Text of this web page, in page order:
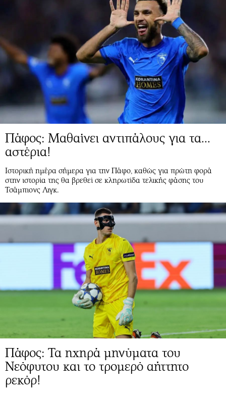
Πάφος: Μαθαίνει αντιπάλους για τα...
αστέρια!
Ιστορική ημέρα σήμερα για την Πάφο, καθώς για πρώτη φορά
στην ιστορία της θα βρεθεί σε κληρωτίδα τελικής φάσης του
Τσάμπιονς Λιγκ.
Πάφος: Τα ηχηρά μηνύματα του
Νεόφυτου και το τρομερό αήττητο
ρεκόρ!